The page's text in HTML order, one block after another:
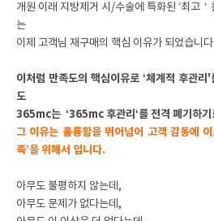
개원 이래 지방제거 시/수술에 특화된 ‘최고
는
이제 고객님 재구매의 핵심 이유가 되었습니다.
이처럼 만족도의 핵심이유로 ‘체계적 후관리
도
365mc는 ‘365mc 후관리‘를 전격 폐기하기
그 이유는 훌륭함을 뛰어넘어 고객 감동에
족’을 위해서 입니다.
아무도 불평하지 않는데,
아무도 문제가 없다는데,